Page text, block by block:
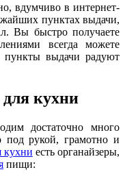
вдумчиво в интернет-
пунктах выдачи,
Вы быстро получаете
всегда можете
пункты выдачи радуют
кухни
достаточно много
рукой, грамотно и
кухни есть органайзеры,
пищи: